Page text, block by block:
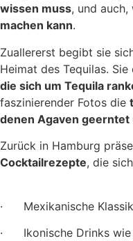
wissen muss, und auch,
machen kann.
Zuallererst begibt sie
Heimat des Tequilas.
die sich um Tequila
faszinierender Fotos die
denen Agaven
Zurück in Hamburg
Cocktailrezepte, die
· Mexikanische
· Ikonische Drinks